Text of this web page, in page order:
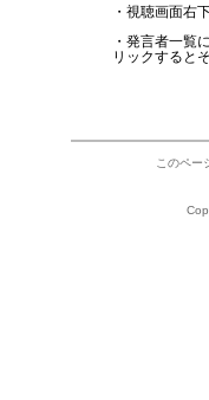
・視聴画面右
・発言者一覧
リックすると
このペー